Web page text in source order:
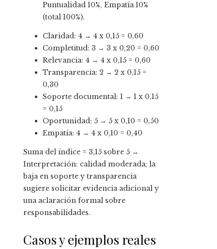
Puntualidad 10%, Empatía 10%
(total 100%).
Claridad: 4 → 4 x 0,15 = 0,60
Completitud: 3 → 3 x 0,20 = 0,60
Relevancia: 4 → 4 x 0,15 = 0,60
Transparencia: 2 → 2 x 0,15 =
0,30
Soporte documental: 1 → 1 x 0,15
= 0,15
Oportunidad: 5 → 5 x 0,10 = 0,50
Empatía: 4 → 4 x 0,10 = 0,40
Suma del índice = 3,15 sobre 5 →
Interpretación: calidad moderada; la
baja en soporte y transparencia
sugiere solicitar evidencia adicional y
una aclaración formal sobre
responsabilidades.
Casos y ejemplos reales